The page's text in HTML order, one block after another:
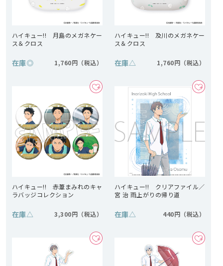
ハイキュー!! 月島のメガネケー
ス＆クロス
在庫◎ 1,760円
ハイキュー!! 及川のメガネケー
ス＆クロス
在庫△ 1,760円
ハイキュー!! 赤葦まみれのキャ
ラバッジコレクション
在庫△ 3,300円
ハイキュー!! クリアファイル／
宮 治 雨上がりの帰り道
在庫△ 440円